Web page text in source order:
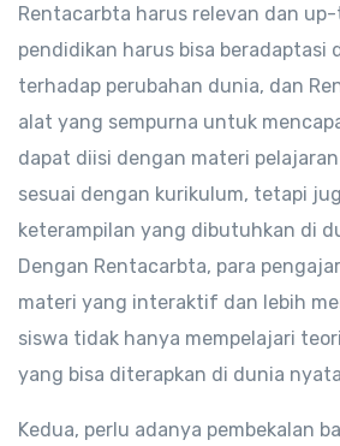
Rentacarbta harus relevan dan
pendidikan harus bisa beradaptasi
terhadap perubahan dunia, dan
alat yang sempurna untuk
dapat diisi dengan materi
sesuai dengan kurikulum, tetapi
keterampilan yang dibutuhkan di
Dengan Rentacarbta, para
materi yang interaktif dan lebih
siswa tidak hanya mempelajari
yang bisa diterapkan di dunia
Kedua, perlu adanya pembekalan